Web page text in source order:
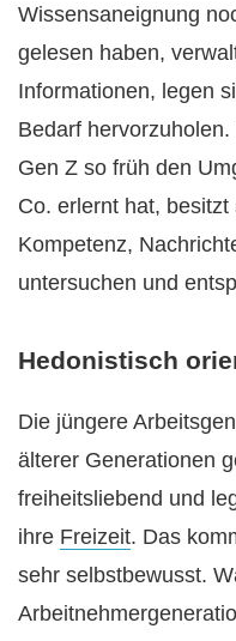
Wissensaneignung
gelesen haben,
Informationen, legen
Bedarf
Gen Z so früh den
Co. erlernt hat,
Kompetenz,
untersuchen und
Hedonistisch
Die jüngere
älterer Generationen
freiheitsliebend und
ihre Freizeit. Das
sehr selbstbewusst.